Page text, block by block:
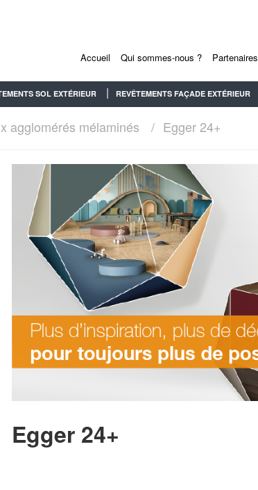
Accueil Qui sommes-nous ? Partenaires
SOL EXTÉRIEUR REVÊTEMENTS FAÇADE EXTÉRIEUR
agglomérés mélaminés Egger 24+
Egger 24+